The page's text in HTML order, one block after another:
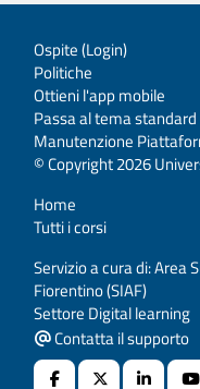
Ospite (Login)
Politiche
Ottieni l'app mobile
Passa al tema standard
Manutenzione
© Copyright 2026
Home
Tutti i corsi
Servizio a cura di: Area
Fiorentino (SIAF)
Settore Digital learning
Contatta il supporto